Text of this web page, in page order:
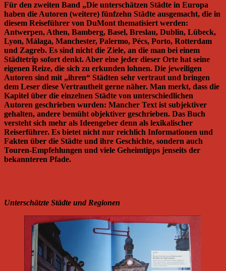
Für den zweiten Band „Die unterschätzen Städte in Europa
haben die Autoren (weitere) fünfzehn Städte ausgemacht, die in
diesem Reiseführer von DuMont thematisiert werden:
Antwerpen, Athen, Bamberg, Basel, Breslau, Dublin, Lübeck,
Lyon, Málaga, Manchester, Palermo, Pécs, Porto, Rotterdam
und Zagreb. Es sind nicht die Ziele, an die man bei einem
Städtetrip sofort denkt. Aber eine jeder dieser Orte hat seine
eigenen Reize, die sich zu erkunden lohnen. Die jeweiligen
Autoren sind mit „ihren“ Städten sehr vertraut und bringen
dem Leser diese Vertrautheit gerne näher. Man merkt, dass die
Kapitel über die einzelnen Städte von unterschiedlichen
Autoren geschrieben wurden: Mancher Text ist subjektiver
gehalten, andere bemüht objektiver geschrieben. Das Buch
versteht sich mehr als Ideengeber denn als lexikalischer
Reiserführer. Es bietet nicht nur reichlich Informationen und
Fakten über die Städte und ihre Geschichte, sondern auch
Touren-Empfehlungen und viele Geheimtipps jenseits der
bekannteren Pfade.
Unterschätzte Städte und Regionen